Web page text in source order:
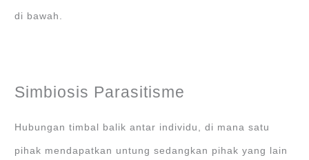
di bawah.
Simbiosis Parasitisme
Hubungan timbal balik antar individu, di mana satu
pihak mendapatkan untung sedangkan pihak yang lain